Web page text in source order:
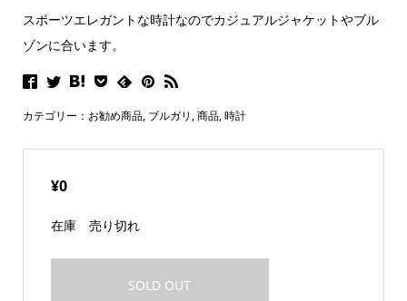
スポーツエレガントな時計なのでカジュアルジャケットやブル
ゾンに合います。
カテゴリー： お勧め商品, ブルガリ,商品,時計
¥0
在庫 売り切れ
SOLD OUT